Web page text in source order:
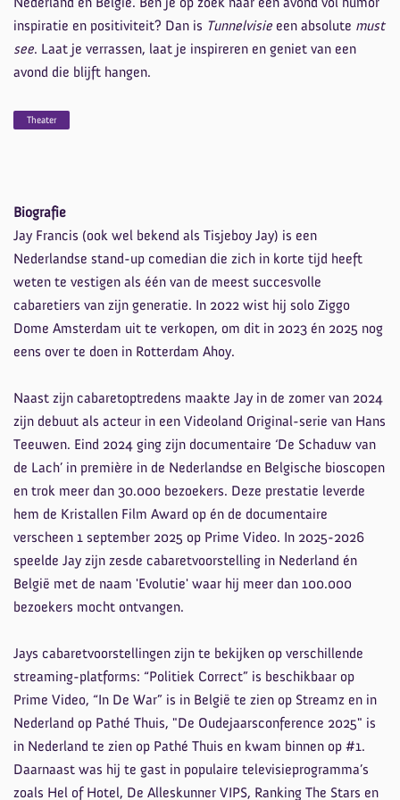
inspiratie en positiviteit? Dan is Tunnelvisie een absolute must
see. Laat je verrassen, laat je inspireren en geniet van een
avond die blijft hangen.
Theater
Biografie
Jay Francis (ook wel bekend als Tisjeboy Jay) is een
Nederlandse stand-up comedian die zich in korte tijd heeft
weten te vestigen als één van de meest succesvolle
cabaretiers van zijn generatie. In 2022 wist hij solo Ziggo
Dome Amsterdam uit te verkopen, om dit in 2023 én 2025 nog
eens over te doen in Rotterdam Ahoy.
Naast zijn cabaretoptredens maakte Jay in de zomer van 2024
zijn debuut als acteur in een Videoland Original-serie van Hans
Teeuwen. Eind 2024 ging zijn documentaire ‘De Schaduw van
de Lach’ in première in de Nederlandse en Belgische bioscopen
en trok meer dan 30.000 bezoekers. Deze prestatie leverde
hem de Kristallen Film Award op én de documentaire
verscheen 1 september 2025 op Prime Video. In 2025-2026
speelde Jay zijn zesde cabaretvoorstelling in Nederland én
België met de naam 'Evolutie' waar hij meer dan 100.000
bezoekers mocht ontvangen.
Jays cabaretvoorstellingen zijn te bekijken op verschillende
streaming-platforms: “Politiek Correct” is beschikbaar op
Prime Video, “In De War” is in België te zien op Streamz en in
Nederland op Pathé Thuis, "De Oudejaarsconference 2025" is
in Nederland te zien op Pathé Thuis en kwam binnen op #1.
Daarnaast was hij te gast in populaire televisieprogramma’s
zoals Hel of Hotel, De Alleskunner VIPS, Ranking The Stars en
Inzoomen